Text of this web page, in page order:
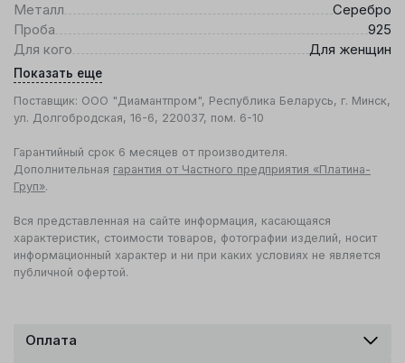
Металл
Серебро
Проба
925
Для кого
Для женщин
Показать еще
Поставщик: ООО "Диамантпром", Республика Беларусь, г. Минск,
ул. Долгобродская, 16-6, 220037, пом. 6-10
Гарантийный срок 6 месяцев от производителя.
Дополнительная гарантия от Частного предприятия «Платина-
Груп».
Вся представленная на сайте информация, касающаяся
характеристик, стоимости товаров, фотографии изделий, носит
информационный характер и ни при каких условиях не является
публичной офертой.
Оплата